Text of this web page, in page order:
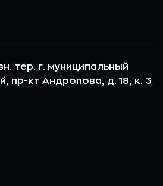
тер. г. муниципальный
пр-кт Андропова, д. 18, к. 3